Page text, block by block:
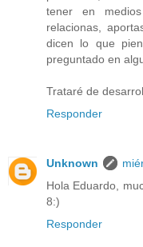
tener en
relacionas,
dicen lo que
preguntado en
Trataré de
Responder
Unknown
Hola Eduardo,
8:)
Responder